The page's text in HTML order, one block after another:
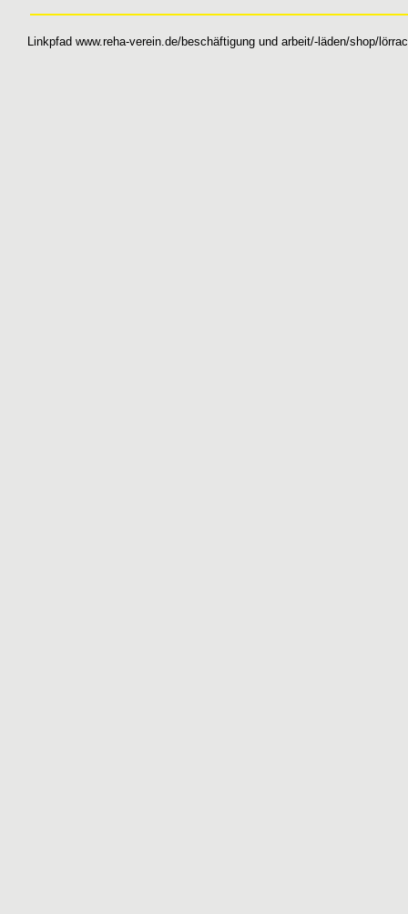
Linkpfad www.reha-verein.de/beschäftigung und arbeit/-läden/shop/